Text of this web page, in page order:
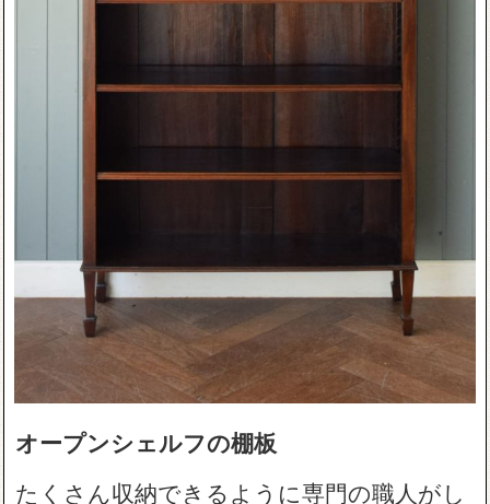
オープンシェルフの棚板
たくさん収納できるように専門の職人がし